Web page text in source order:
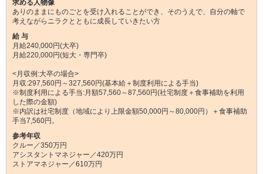
求める人物像
ありのままにものごとを受け入れることができ、そのうえで、自分の軸で
考えながらニラクとともに成長していきたい方
給 与
月給240,000円(大卒)
月給220,000円(短大・専門卒)
<月収例:大卒の場合>
月収:297,560円～327,560円(基本給＋制度利用による手当)
※制度利用による手当:月額57,560～87,560円(社宅制度＋食事補助を利用
した際の金額)
※内訳は社宅制度（地域により上限金額50,000円～80,000円）＋食事補助
手当7,560円。
参考年収
クルー／350万円
アシスタントマネジャー／420万円
ストアマネジャー／610万円